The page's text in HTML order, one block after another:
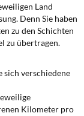
Land
Denn Sie haben
zu den Schichten
zu übertragen.
sich verschiedene
Kilometer pro